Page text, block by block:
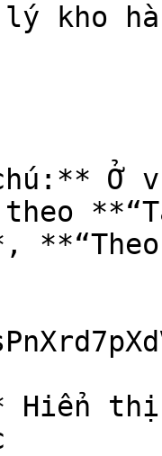
lý kho
Ở
thị